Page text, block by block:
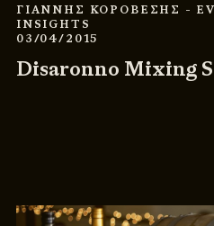
ΓΙΑΝΝΗΣ ΚΟΡΟΒΕΣΗΣ -
INSIGHTS
03/04/2015
Disaronno Mixing